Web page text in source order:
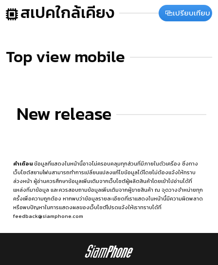
สเปคใกล้เคียง เปรียบเทียบ
Top view mobile
New release
คำเตือนข้อมูลที่แสดงในหน้านี้อาจไม่ครอบคลุมทุกส่วนที่มีภายในตัวเครื่อง ซึ่งทาง
เว็บไซต์สยามโฟนสามารถทำการเปลี่ยนแปลงแก้ไขข้อมูลได้โดยไม่ต้องแจ้งให้ทราบ
ล่วงหน้า ผู้อ่านควรศึกษาข้อมูลเพิ่มเติมจากเว็บไซต์ผู้ผลิตสินค้าโดยเข้าไปอ่านได้ที่
แหล่งที่มาข้อมูล และควรสอบถามข้อมูลเพิ่มเติมจากผู้ขายสินค้า ณ จุดวางจำหน่ายทุก
ครั้งเพื่อความถูกต้อง หากพบว่าข้อมูลรายละเอียดที่เราแสดงในหน้านี้มีความผิดพลาด
หรือพบปัญหาในการแสดงผลของเว็บไซต์โปรดแจ้งให้เราทราบได้ที่
feedback@siamphone.com